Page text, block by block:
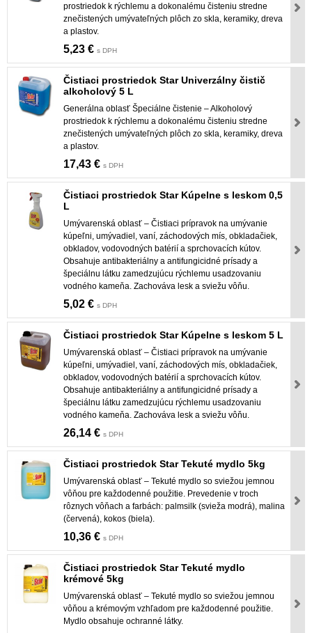
prostriedok k rýchlemu a dokonalému čisteniu stredne
znečistených umývateľných plôch zo skla, keramiky, dreva
a plastov.
5,23 € s DPH
Čistiaci prostriedok Star Univerzálny čistič
alkoholový 5 L
Generálna oblasť Špeciálne čistenie – Alkoholový
prostriedok k rýchlemu a dokonalému čisteniu stredne
znečistených umývateľných plôch zo skla, keramiky, dreva
a plastov.
17,43 € s DPH
Čistiaci prostriedok Star Kúpelne s leskom 0,5
L
Umývarenská oblasť – Čistiaci prípravok na umývanie
kúpeľni, umývadiel, vaní, záchodových mís, obkladačiek,
obkladov, vodovodných batérií a sprchovacích kútov.
Obsahuje antibakteriálny a antifungicidné prísady a
špeciálnu látku zamedzujúcu rýchlemu usadzovaniu
vodného kameňa. Zachováva lesk a sviežu vôňu.
5,02 € s DPH
Čistiaci prostriedok Star Kúpelne s leskom 5 L
Umývarenská oblasť – Čistiaci prípravok na umývanie
kúpeľni, umývadiel, vaní, záchodových mís, obkladačiek,
obkladov, vodovodných batérií a sprchovacích kútov.
Obsahuje antibakteriálny a antifungicidné prísady a
špeciálnu látku zamedzujúcu rýchlemu usadzovaniu
vodného kameňa. Zachováva lesk a sviežu vôňu.
26,14 € s DPH
Čistiaci prostriedok Star Tekuté mydlo 5kg
Umývarenská oblasť – Tekuté mydlo so sviežou jemnou
vôňou pre každodenné použitie. Prevedenie v troch
rôznych vôňach a farbách: palmsilk (svieža modrá), malina
(červená), kokos (biela).
10,36 € s DPH
Čistiaci prostriedok Star Tekuté mydlo
krémové 5kg
Umývarenská oblasť – Tekuté mydlo so sviežou jemnou
vôňou a krémovým vzhľadom pre každodenné použitie.
Mydlo obsahuje ochranné látky.